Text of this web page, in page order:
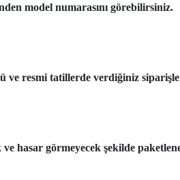
model numarasını görebilirsiniz.
ve resmi tatillerde verdiğiniz
hasar görmeyecek şekilde